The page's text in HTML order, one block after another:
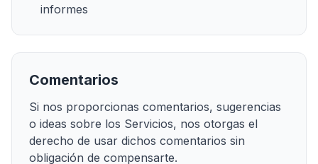
informes
Comentarios
Si nos proporcionas comentarios, sugerencias
o ideas sobre los Servicios, nos otorgas el
derecho de usar dichos comentarios sin
obligación de compensarte.